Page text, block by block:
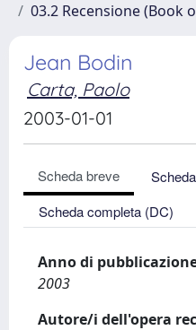
03.2 Recensione (Book
Jean Bodin
Carta, Paolo
2003-01-01
Scheda breve
Scheda completa (DC)
Anno di
2003
Autore/i dell'opera